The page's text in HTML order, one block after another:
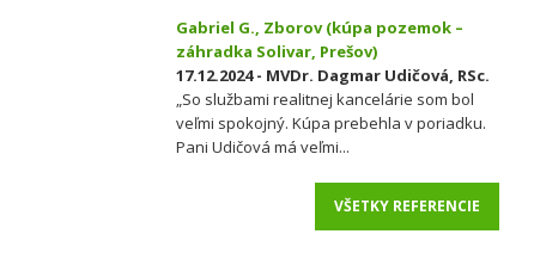
Gabriel G., Zborov (kúpa pozemok –
záhradka Solivar, Prešov)
17.12.2024 - MVDr. Dagmar Udičová, RSc.
„So službami realitnej kancelárie som bol
veľmi spokojný. Kúpa prebehla v poriadku.
Pani Udičová má veľmi...
VŠETKY REFERENCIE